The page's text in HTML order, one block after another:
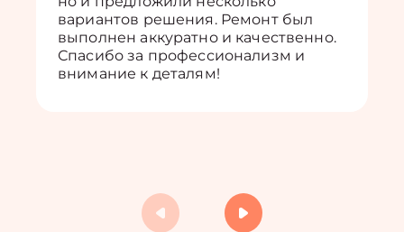
вариантов решения. Ремонт был
выполнен аккуратно и качественно.
Спасибо за профессионализм и
внимание к деталям!